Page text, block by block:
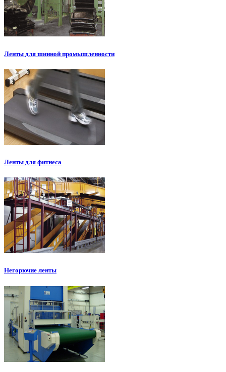
Ленты для шинной промышленности
Ленты для фитнеса
Негорючие ленты